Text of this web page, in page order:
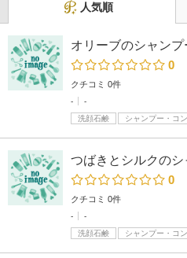
人気順
オリーブのシャンプ
0
クチコミ 0件
-
-
洗顔石鹸
シャンプー・コ
つばきとシルクのシ
0
クチコミ 0件
-
-
洗顔石鹸
シャンプー・コ